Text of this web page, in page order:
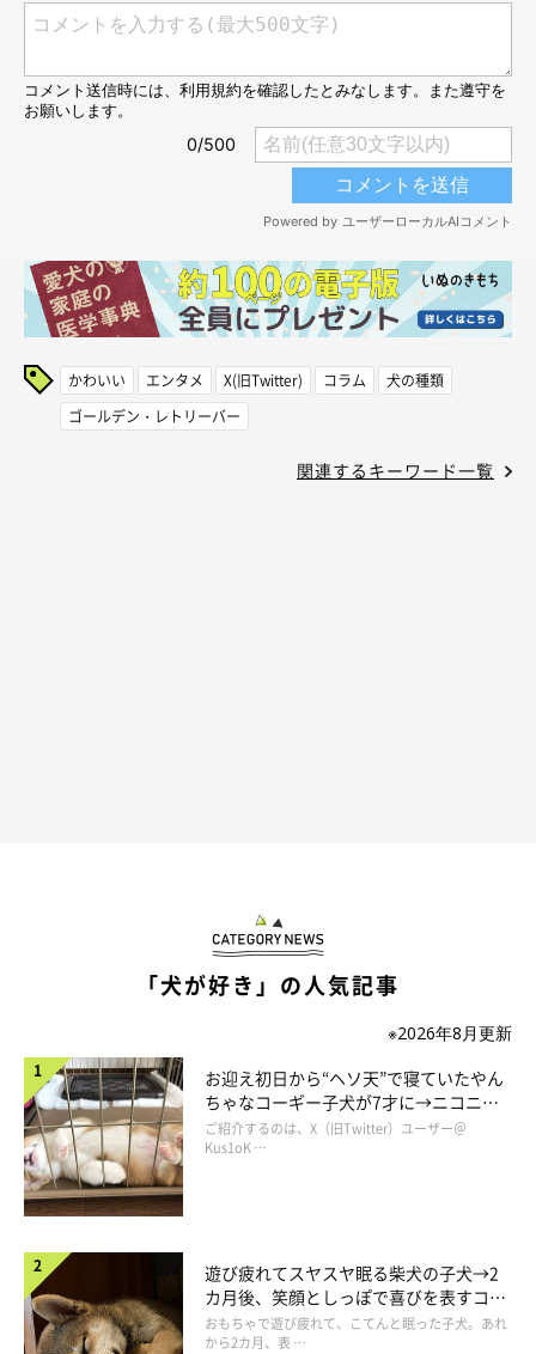
かわいい エンタメ X(旧Twitter) コラム
犬の種類
ゴールデン・レトリーバー
関連するキーワード一覧
「犬が好き」の人気記事
※2026年8月更新
お迎え初日から“ヘソ天”で寝ていたやん
ちゃなコーギー子犬が7才に→ニコニ
コ“コーギースマイル”が魅力のコに成
長！
ご紹介するのは、X（旧Twitter）ユーザー＠
Kus1oK …
遊び疲れてスヤスヤ眠る柴犬の子犬→2
カ月後、笑顔としっぽで喜びを表すコに
成長！
おもちゃで遊び疲れて、こてんと眠った子犬。あれ
から2カ月、表 …